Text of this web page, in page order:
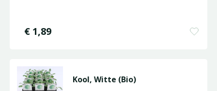
€ 1,89
Kool, Witte (Bio)